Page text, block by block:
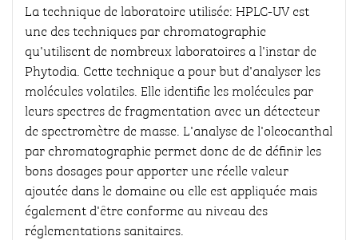
La technique de laboratoire utilisée: HPLC-UV est
une des techniques par chromatographie
qu'utilisent de nombreux laboratoires a l'instar de
Phytodia. Cette technique a pour but d'analyser les
molécules volatiles. Elle identifie les molécules par
leurs spectres de fragmentation avec un détecteur
de spectromètre de masse. L'analyse de l'oleocanthal
par chromatographie permet donc de de définir les
bons dosages pour apporter une réelle valeur
ajoutée dans le domaine ou elle est appliquée mais
également d'être conforme au niveau des
réglementations sanitaires.